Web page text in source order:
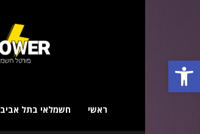
פתח סרגל נגישות
החשמלאים!
ראשי חשמלאי בתל אביב